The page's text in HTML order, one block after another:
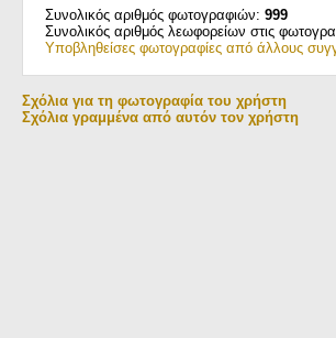
Συνολικός αριθμός φωτογραφιών: 999
Συνολικός αριθμός λεωφορείων στις
Υποβληθείσες φωτογραφίες από άλλους
Σχόλια για τη φωτογραφία του χρήστη
Σχόλια γραμμένα από αυτόν τον χρήστη